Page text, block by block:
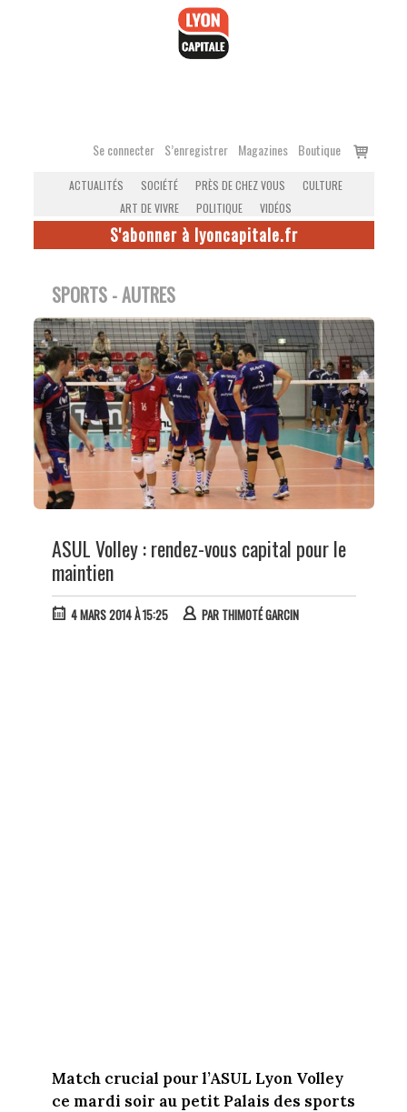
Se connecter S’enregistrer Magazines Boutique
Voir
ACTUALITÉS SOCIÉTÉ PRÈS DE CHEZ VOUS
CULTURE
ART DE VIVRE
POLITIQUE VIDÉOS
S'abonner à lyoncapitale.fr
SPORTS - AUTRES
ASUL Volley : rendez-vous capital pour le
maintien
4 MARS 2014 À 15:25 PAR THIMOTÉ GARCIN
Match crucial pour l’ASUL Lyon Volley
ce mardi soir au petit Palais des sports